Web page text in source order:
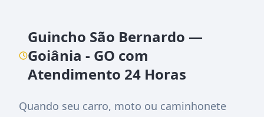
Guincho São Bernardo —
Goiânia - GO com
Atendimento 24 Horas
Quando seu carro, moto ou caminhonete